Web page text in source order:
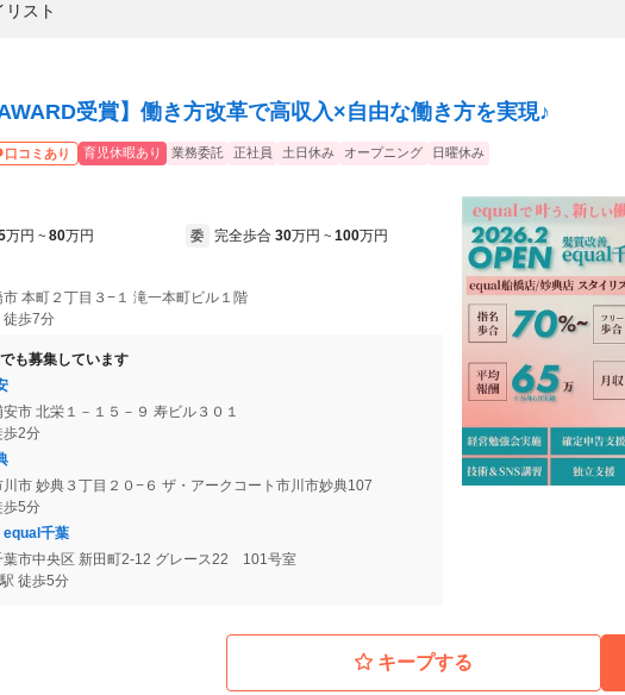
スト
受賞】働き方改革で高収入×自由な働き方を実現♪
口コミあり 育児休暇あり 業務委託 正社員 土日休み オープニング 日曜休み
万円 ~ 80万円 委 完全歩合 30万円 ~ 100万円
市 本町２丁目３−１ 滝一本町ビル１階
徒歩7分
も募集しています
安市 北栄１－１５－９ 寿ビル３０１
歩2分
川市 妙典３丁目２０−６ ザ・アークコート市川市妙典107
歩5分
equal千葉
葉市中央区 新田町2-12 グレース22 101号室
徒歩5分
キープする